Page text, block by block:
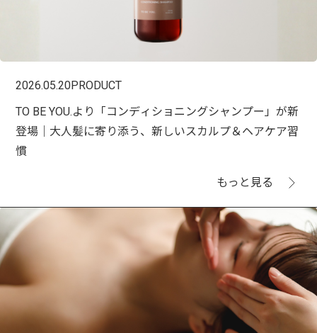
2026.05.20PRODUCT
TO BE YOU.より「コンディショニングシャンプー」が新
登場｜大人髪に寄り添う、新しいスカルプ＆ヘアケア習
慣
もっと見る